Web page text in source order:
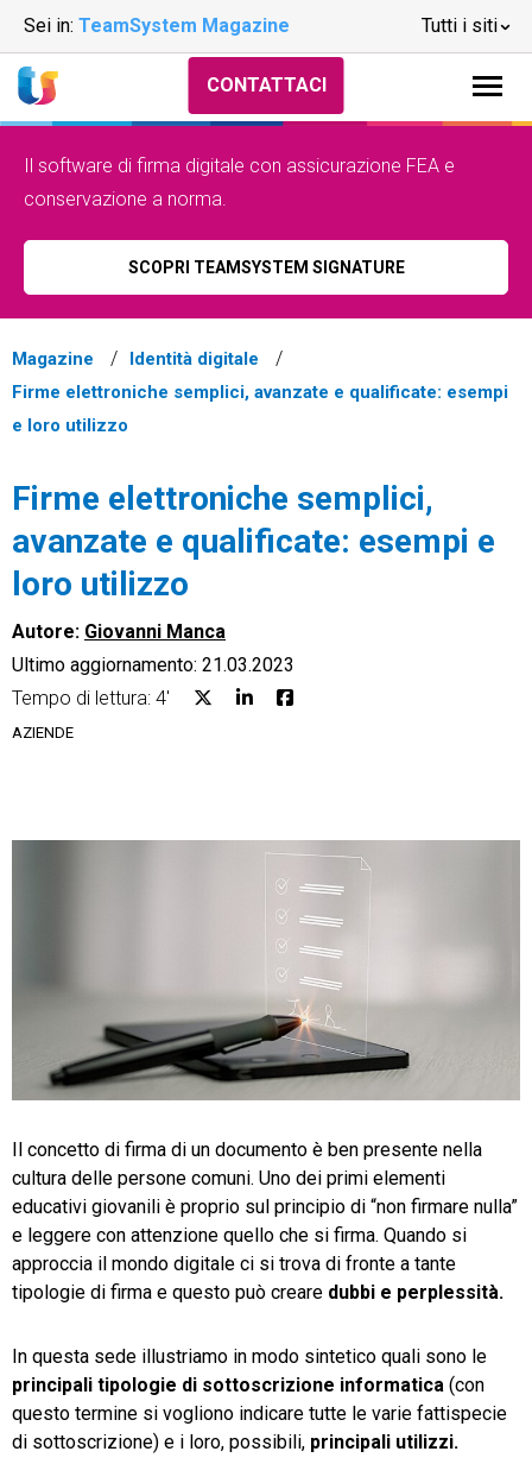
Sei in: TeamSystem Magazine Tutti i siti
Ecommerce
TeamSystem Corporate
CONTATTACI
Il software di firma digitale con assicurazione FEA e
conservazione a norma.
SCOPRI TEAMSYSTEM SIGNATURE
Magazine
Identità digitale
Firme elettroniche semplici, avanzate e qualificate: esempi
e loro utilizzo
Firme elettroniche semplici,
avanzate e qualificate: esempi e
loro utilizzo
Autore: Giovanni Manca
Ultimo aggiornamento: 21.03.2023
Tempo di lettura: 4'
AZIENDE
Il concetto di firma di un documento è ben presente nella
cultura delle persone comuni. Uno dei primi elementi
educativi giovanili è proprio sul principio di “non firmare nulla”
e leggere con attenzione quello che si firma. Quando si
approccia il mondo digitale ci si trova di fronte a tante
tipologie di firma e questo può creare dubbi e perplessità.
In questa sede illustriamo in modo sintetico quali sono le
principali tipologie di sottoscrizione informatica (con
questo termine si vogliono indicare tutte le varie fattispecie
di sottoscrizione) e i loro, possibili, principali utilizzi.